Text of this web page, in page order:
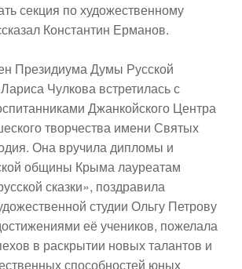
секция по художественному
Константин Ерманов.
Президиума Думы Русской
Лариса Чулкова встретилась с
Джанкойского Центра
творчества имени Святых
. Она вручила дипломы и
общины Крыма лауреатам
сказки», поздравила
студии Ольгу Петрову
её учеников, пожелала
в раскрытии новых талантов и
способностей юных